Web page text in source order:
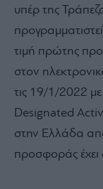
υπέρ της
τιμή πρώτης
στον
τις 19/1/2022
Designated
στην Ελλάδα
προσφοράς